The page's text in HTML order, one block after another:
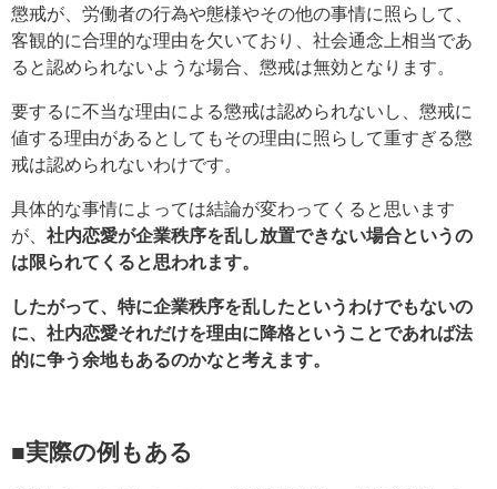
懲戒が、労働者の行為や態様やその他の事情に照らして、
客観的に合理的な理由を欠いており、社会通念上相当であ
ると認められないような場合、懲戒は無効となります。
要するに不当な理由による懲戒は認められないし、懲戒に
値する理由があるとしてもその理由に照らして重すぎる懲
戒は認められないわけです。
具体的な事情によっては結論が変わってくると思います
が、 社内恋愛が企業秩序を乱し放置できない場合というの
は限られてくると思われます。
したがって、特に企業秩序を乱したというわけでもないの
に、社内恋愛それだけを理由に降格ということであれば法
的に争う余地もあるのかなと考えます。
■実際の例もある